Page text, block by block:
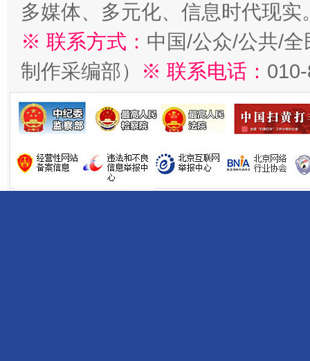
揭开“小金库”的免责幌子
多媒体、多元化、信息时代现实
※ 联系方式： 中国/公众/公共/
制作采编部）
※ 联系电话：